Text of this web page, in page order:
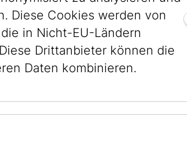
Bürgermeister
in New York die Gründung
GmbH ins Leben gerufen,
Festsaal der Israelitischen
von der Stadt Wien
Diese Cookies werden von
in Nicht-EU-Ländern
Drittanbieter können die
Daten kombinieren.